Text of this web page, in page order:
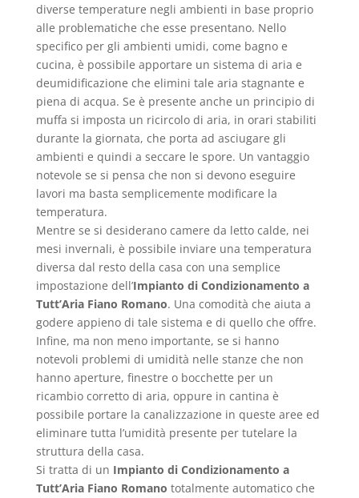
diverse temperature negli ambienti in base proprio
alle problematiche che esse presentano. Nello
specifico per gli ambienti umidi, come bagno e
cucina, è possibile apportare un sistema di aria e
deumidificazione che elimini tale aria stagnante e
piena di acqua. Se è presente anche un principio di
muffa si imposta un ricircolo di aria, in orari stabiliti
durante la giornata, che porta ad asciugare gli
ambienti e quindi a seccare le spore. Un vantaggio
notevole se si pensa che non si devono eseguire
lavori ma basta semplicemente modificare la
temperatura.
Mentre se si desiderano camere da letto calde, nei
mesi invernali, è possibile inviare una temperatura
diversa dal resto della casa con una semplice
impostazione dell’Impianto di Condizionamento a
Tutt’Aria Fiano Romano. Una comodità che aiuta a
godere appieno di tale sistema e di quello che offre.
Infine, ma non meno importante, se si hanno
notevoli problemi di umidità nelle stanze che non
hanno aperture, finestre o bocchette per un
ricambio corretto di aria, oppure in cantina è
possibile portare la canalizzazione in queste aree ed
eliminare tutta l’umidità presente per tutelare la
struttura della casa.
Si tratta di un Impianto di Condizionamento a
Tutt’Aria Fiano Romano totalmente automatico che